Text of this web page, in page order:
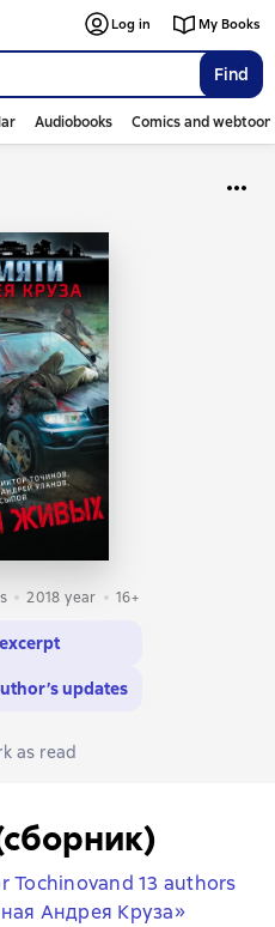
Find
Log in My Books
Audiobooks Comics and
2018 year 16+
updates
as read
Tochinovand 13 authors
Андрея Круза»